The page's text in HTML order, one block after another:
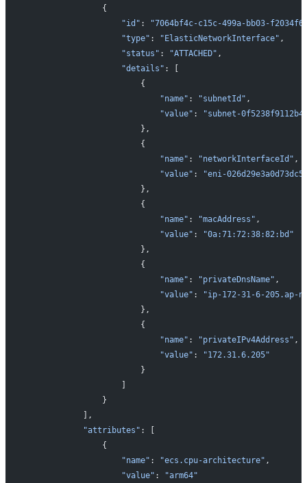
               {
                   "id"
:
"7064bf4c-c15c-499a-bb03-
                   "type"
: "ElasticNetworkInterface" ,
                   "status"
: "ATTACHED" ,
                   "details"
: [
                       {
                           "name"
: "subnetId" ,
                           "value"
:
"subnet-
                       },
                       {
                           "name"
: "networkInterfaceId" ,
                           "value"
:
"eni-
                       },
                       {
                           "name"
: "macAddress" ,
                           "value"
:
"0a:71:72:38:82:bd"
                       },
                       {
                           "name"
: "privateDnsName" ,
                           "value"
:
"ip-172-31-6-205.ap-
                       },
                       {
                           "name"
: "privateIPv4Address" ,
                           "value"
:
"172.31.6.205"
                       }
                   ]
               }
           ],
           "attributes"
: [
               {
                   "name"
: "ecs.cpu-architecture" ,
                   "value"
:
"arm64"